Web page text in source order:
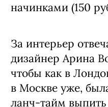
начинками (150
За интерьер
дизайнер Арина
чтобы как в
в Москве уже,
ланч-тайм